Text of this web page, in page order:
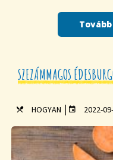
SZEZÁMMAGOS
HOGYAN | 2022-